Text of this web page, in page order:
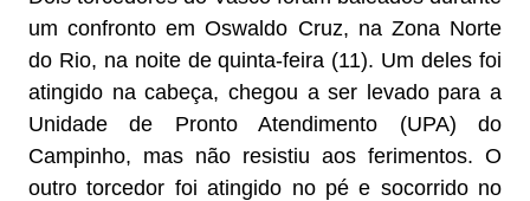
um confronto em Oswaldo Cruz, na Zona Norte
do Rio, na noite de quinta-feira (11). Um deles foi
atingido na cabeça, chegou a ser levado para a
Unidade de Pronto Atendimento (UPA) do
Campinho, mas não resistiu aos ferimentos. O
outro torcedor foi atingido no pé e socorrido no